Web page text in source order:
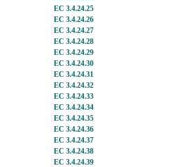
EC 3.4.24.25
EC 3.4.24.26
EC 3.4.24.27
EC 3.4.24.28
EC 3.4.24.29
EC 3.4.24.30
EC 3.4.24.31
EC 3.4.24.32
EC 3.4.24.33
EC 3.4.24.34
EC 3.4.24.35
EC 3.4.24.36
EC 3.4.24.37
EC 3.4.24.38
EC 3.4.24.39